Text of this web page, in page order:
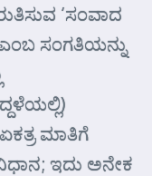
‘ಸಂವಾದ
ಎಂಬ ಸಂಗತಿಯನ್ನು
ಮಾತಿಗೆ
ಇದು ಅನೇಕ